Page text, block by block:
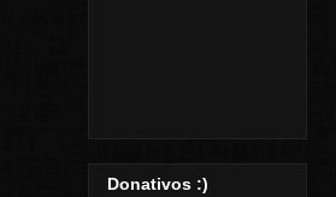
Donativos :)